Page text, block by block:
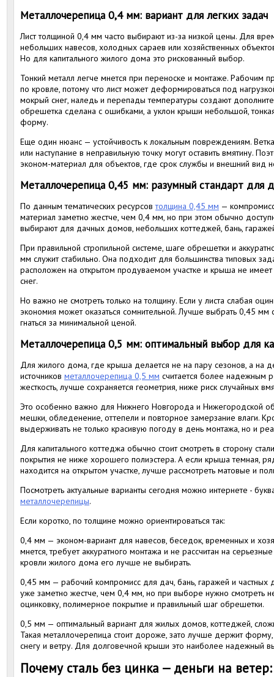
Металлочерепица 0,4 мм: вариант для легких задач
Лист толщиной 0,4 мм часто выбирают из-за низкой цены. Для
небольших навесов, холодных сараев или хозяйственных
Но для капитального жилого дома это рискованный выбор.
Тонкий металл легче мнется при переноске и монтаже. Рабочим
по кровле, потому что лист может деформироваться под
мокрый снег, наледь и перепады температуры создают
обрешетка сделана с ошибками, а уклон крыши небольшой,
форму.
Еще один нюанс — устойчивость к локальным повреждениям.
или наступание в неправильную точку могут оставить вмятину.
эконом-материал для объектов, где срок службы и внешний вид
Металлочерепица 0,45 мм: разумный стандарт для
По данным тематических ресурсовтолщина 0,45 мм —
материал заметно жестче, чем 0,4 мм, но при этом обычно
выбирают для дачных домов, небольших коттеджей, бань,
При правильной стропильной системе, шаге обрешетки и
мм служит стабильно. Она подходит для большинства типовых
расположен на открытом продуваемом участке и крыша не имеет
снег.
Но важно не смотреть только на толщину. Если у листа слабая
экономия может оказаться сомнительной. Лучше выбрать 0,45
гнаться за минимальной ценой.
Металлочерепица 0,5 мм: оптимальный выбор для
Для жилого дома, где крыша делается не на пару сезонов, а на
источников металлочерепица 0,5 мм считается более надежным
жесткость, лучше сохраняется геометрия, ниже риск случайных
Это особенно важно для Нижнего Новгорода и Нижегородской
мешки, обледенение, оттепели и повторное замерзание влаги.
выдерживать не только красивую погоду в день монтажа, но и
Для капитального коттеджа обычно стоит смотреть в сторону
покрытия не ниже хорошего полиэстера. А если крыша темная,
находится на открытом участке, лучше рассмотреть матовые и
Посмотреть актуальные варианты сегодня можно интернете -
металлочерепицы.
Если коротко, по толщине можно ориентироваться так:
0,4 мм — эконом-вариант для навесов, беседок, временных и
мнется, требует аккуратного монтажа и не рассчитан на
кровли жилого дома его лучше не выбирать.
0,45 мм — рабочий компромисс для дач, бань, гаражей и частных
уже заметно жестче, чем 0,4 мм, но при выборе нужно смотреть
оцинковку, полимерное покрытие и правильный шаг обрешетки.
0,5 мм — оптимальный вариант для жилых домов, коттеджей,
Такая металлочерепица стоит дороже, зато лучше держит
снегу и ветру. Для долговечной крыши это наиболее надежный
Почему сталь без цинка — деньги на